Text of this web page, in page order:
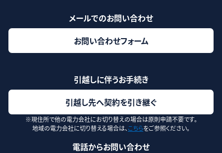
メールでのお問い合わせ
お問い合わせフォーム
引越しに伴うお手続き
引越し先へ契約を引き継ぐ
※現住所で他の電力会社にお切り替えの場合は原則申請不要です。
地域の電力会社に切り替える場合は、こちらをご参照ください。
電話からお問い合わせ